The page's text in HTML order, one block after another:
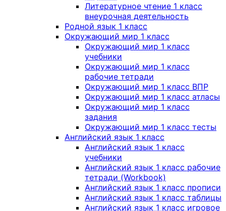
Литературное чтение 1 класс
внеурочная деятельность
Родной язык 1 класс
Окружающий мир 1 класс
Окружающий мир 1 класс
учебники
Окружающий мир 1 класс
рабочие тетради
Окружающий мир 1 класс ВПР
Окружающий мир 1 класс атласы
Окружающий мир 1 класс
задания
Окружающий мир 1 класс тесты
Английский язык 1 класс
Английский язык 1 класс
учебники
Английский язык 1 класс рабочие
тетради (Workbook)
Английский язык 1 класс прописи
Английский язык 1 класс таблицы
Английский язык 1 класс игровое